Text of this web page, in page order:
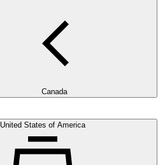
Canada
United States of America